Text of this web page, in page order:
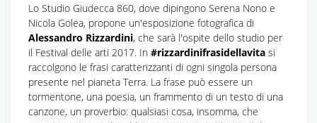
Lo Studio Giudecca 860, dove dipingono Serena Nono e
Nicola Golea, propone un'esposizione fotografica di
Alessandro Rizzardini, che sarà l'ospite dello studio per
il Festival delle arti 2017. In #rizzardinifrasidellavita si
raccolgono le frasi caratterizzanti di ogni singola persona
presente nel pianeta Terra. La frase può essere un
tormentone, una poesia, un frammento di un testo di una
canzone, un proverbio: qualsiasi cosa, insomma, che